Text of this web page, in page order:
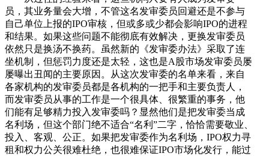
员，其业务量会大增，不管这名发审委员回避还是不参与
自己单位上报的IPO审核，但或多或少都会影响IPO的进程
和结果。如果这些问题不能彻底有效解决，更换发审委员
依然只是换汤不换药。虽然新的《发审委办法》采取了连
坐机制，但惩罚力度还是太轻，这也是A股市场发审委员屡
屡曝出丑闻的主要原因。从这次发审委的名单来看，来自
各家机构的发审委员都是各机构的一把手和主要负责人，
而发审委员从事的工作是一个很具体、很繁重的事务，他
们能有足够精力投入发审委吗？显然他们是把发审委当成
名利场，但这个部门绝不适合“名利”二字，恰恰需要敬业、
投入、客观、公正。如果把发审委作为名利场，IPO权力寻
租和权力公关很难杜绝，也很难保证IPO市场化发行，能过